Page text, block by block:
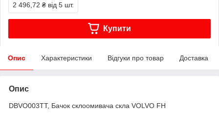
2 496,72 ₴ від 5 шт.
Купити
Опис Характеристики Відгуки про товар Доставка
Опис
DBVO003TT, Бачок склоомивача скла VOLVO FH